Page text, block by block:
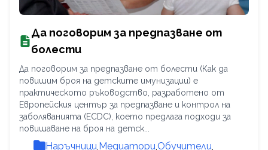
Да поговорим за предпазване от
болести
Да поговорим за предпазване от болести (Как да
повишим броя на детските имунизации) е
практическото ръководство, разработено от
Европейския център за предпазване и контрол на
заболяванията (ECDC), което предлага подходи за
повишаване на броя на детск...
Наръчници,Медиатори,Обучители,